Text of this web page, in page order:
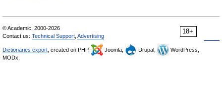
18+
© Academic, 2000-2026
Contact us: Technical Support Advertising
Dictionaries export , created on PHP, Joomla, Drupal,
WordPress,
MODx.